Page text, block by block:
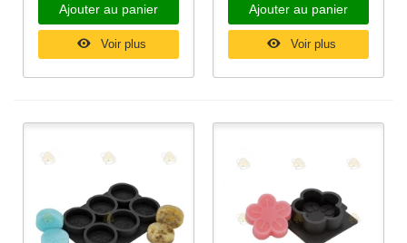
Ajouter au panier
Voir plus
Ajouter au panier
Voir plus